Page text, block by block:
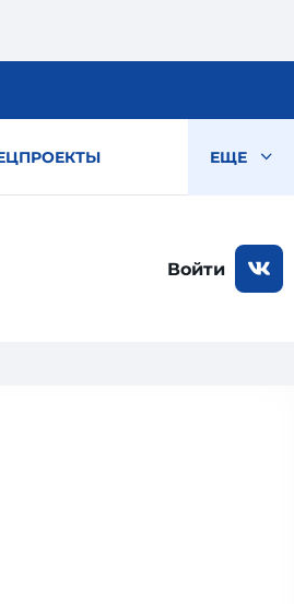
ЕЩЕ
Войти